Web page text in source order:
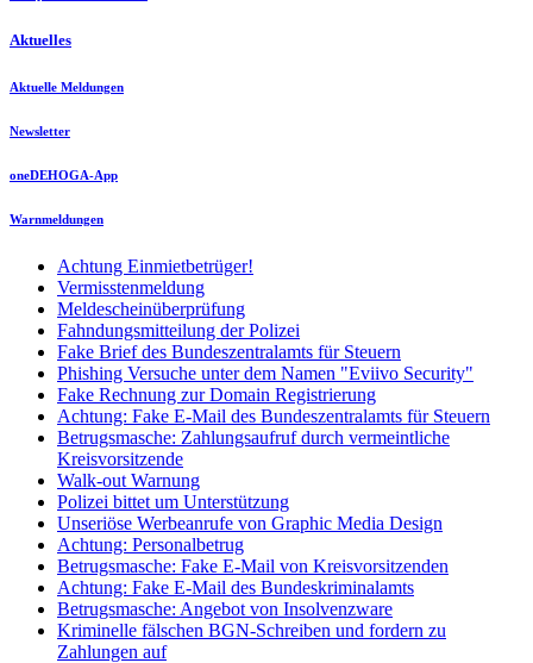
Aktuelles
Aktuelle Meldungen
Newsletter
oneDEHOGA-App
Warnmeldungen
Achtung Einmietbetrüger!
Vermisstenmeldung
Meldescheinüberprüfung
Fahndungsmitteilung der Polizei
Fake Brief des Bundeszentralamts für Steuern
Phishing Versuche unter dem Namen "Eviivo Security"
Fake Rechnung zur Domain Registrierung
Achtung: Fake E-Mail des Bundeszentralamts für Steuern
Betrugsmasche: Zahlungsaufruf durch vermeintliche
Kreisvorsitzende
Walk-out Warnung
Polizei bittet um Unterstützung
Unseriöse Werbeanrufe von Graphic Media Design
Achtung: Personalbetrug
Betrugsmasche: Fake E-Mail von Kreisvorsitzenden
Achtung: Fake E-Mail des Bundeskriminalamts
Betrugsmasche: Angebot von Insolvenzware
Kriminelle fälschen BGN-Schreiben und fordern zu
Zahlungen auf